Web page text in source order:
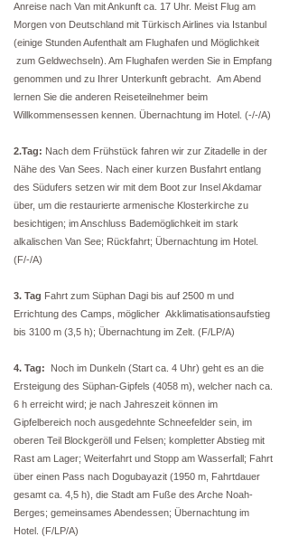
Anreise nach Van mit Ankunft ca. 17 Uhr. Meist Flug am
Morgen von Deutschland mit Türkisch Airlines via Istanbul
(einige Stunden Aufenthalt am Flughafen und Möglichkeit
zum Geldwechseln). Am Flughafen werden Sie in Empfang
genommen und zu Ihrer Unterkunft gebracht. Am Abend
lernen Sie die anderen Reiseteilnehmer beim
Willkommensessen kennen. Übernachtung im Hotel. (-/-/A)
2.Tag: Nach dem Frühstück fahren wir zur Zitadelle in der
Nähe des Van Sees. Nach einer kurzen Busfahrt entlang
des Südufers setzen wir mit dem Boot zur Insel Akdamar
über, um die restaurierte armenische Klosterkirche zu
besichtigen; im Anschluss Bademöglichkeit im stark
alkalischen Van See; Rückfahrt; Übernachtung im Hotel.
(F/-/A)
3. Tag Fahrt zum Süphan Dagi bis auf 2500 m und
Errichtung des Camps, möglicher Akklimatisationsaufstieg
bis 3100 m (3,5 h); Übernachtung im Zelt. (F/LP/A)
4. Tag:
Noch im Dunkeln (Start ca. 4 Uhr) geht es an die
Ersteigung des Süphan-Gipfels (4058 m), welcher nach ca.
6 h erreicht wird; je nach Jahreszeit können im
Gipfelbereich noch ausgedehnte Schneefelder sein, im
oberen Teil Blockgeröll und Felsen; kompletter Abstieg mit
Rast am Lager; Weiterfahrt und Stopp am Wasserfall; Fahrt
über einen Pass nach Dogubayazit (1950 m, Fahrtdauer
gesamt ca. 4,5 h), die Stadt am Fuße des Arche Noah-
Berges; gemeinsames Abendessen; Übernachtung im
Hotel. (F/LP/A)